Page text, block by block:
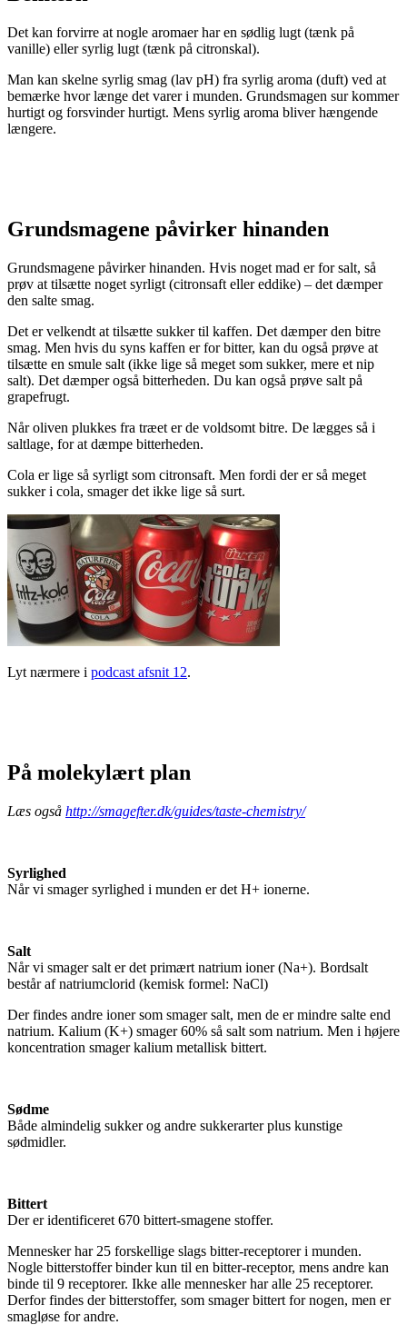
Det kan forvirre at nogle aromaer har en sødlig lugt (tænk på
vanille) eller syrlig lugt (tænk på citronskal).
Man kan skelne syrlig smag (lav pH) fra syrlig aroma (duft) ved at
bemærke hvor længe det varer i munden. Grundsmagen sur kommer
hurtigt og forsvinder hurtigt. Mens syrlig aroma bliver hængende
længere.
Grundsmagene påvirker hinanden
Grundsmagene påvirker hinanden. Hvis noget mad er for salt, så
prøv at tilsætte noget syrligt (citronsaft eller eddike) – det dæmper
den salte smag.
Det er velkendt at tilsætte sukker til kaffen. Det dæmper den bitre
smag. Men hvis du syns kaffen er for bitter, kan du også prøve at
tilsætte en smule salt (ikke lige så meget som sukker, mere et nip
salt). Det dæmper også bitterheden. Du kan også prøve salt på
grapefrugt.
Når oliven plukkes fra træet er de voldsomt bitre. De lægges så i
saltlage, for at dæmpe bitterheden.
Cola er lige så syrligt som citronsaft. Men fordi der er så meget
sukker i cola, smager det ikke lige så surt.
Lyt nærmere i podcast afsnit 12.
På molekylært plan
Læs også http://smagefter.dk/guides/taste-chemistry/
Syrlighed
Når vi smager syrlighed i munden er det H+ ionerne.
Salt
Når vi smager salt er det primært natrium ioner (Na+). Bordsalt
består af natriumclorid (kemisk formel: NaCl)
Der findes andre ioner som smager salt, men de er mindre salte end
natrium. Kalium (K+) smager 60% så salt som natrium. Men i højere
koncentration smager kalium metallisk bittert.
Sødme
Både almindelig sukker og andre sukkerarter plus kunstige
sødmidler.
Bittert
Der er identificeret 670 bittert-smagene stoffer.
Mennesker har 25 forskellige slags bitter-receptorer i munden.
Nogle bitterstoffer binder kun til en bitter-receptor, mens andre kan
binde til 9 receptorer. Ikke alle mennesker har alle 25 receptorer.
Derfor findes der bitterstoffer, som smager bittert for nogen, men er
smagløse for andre.